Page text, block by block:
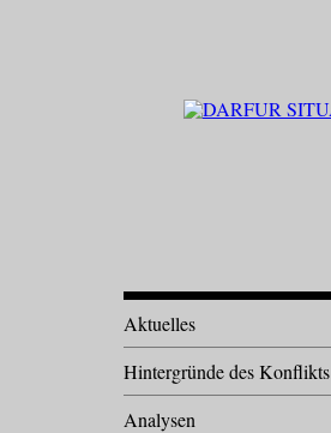
Aktuelles
Hintergründe des Konflikts
Analysen